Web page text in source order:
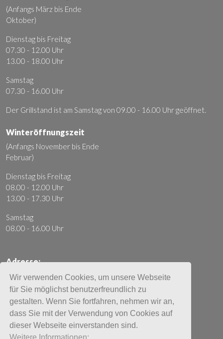
Wir verwenden Cookies, um unsere Webseite
für Sie möglichst benutzerfreundlich zu
gestalten. Wenn Sie fortfahren, nehmen wir an,
dass Sie mit der Verwendung von Cookies auf
dieser Webseite einverstanden sind.
(Anfangs März bis Ende
Oktober)
Dienstag bis Freitag
07.30 - 12.00 Uhr
13.00 - 18.00 Uhr
Samstag
07.30 - 16.00 Uhr
Der Grillstand ist am Samstag von 09.00 - 16.00 Uhr geöffnet.
Winteröffnungszeit
(Anfangs November bis Ende
Februar)
Dienstag bis Freitag
08.00 - 12.00 Uhr
13.00 - 17.30 Uhr
Samstag
08.00 - 16.00 Uhr
Adresse:
Moto Mader AG
Ausserfeldstrasse 20
5036 Oberentfelden
+41 62 737 85 85
info@moto-mader.ch